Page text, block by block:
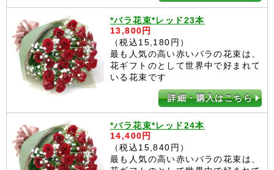
*バラ花束*レッド23本
13,800円
（税込15,180円）
最も人気の高い赤いバラの花束は、
花ギフトのとして世界中で好まれて
いる花束です
詳細・購入はこちら
*バラ花束*レッド24本
14,400円
（税込15,840円）
最も人気の高い赤いバラの花束は、